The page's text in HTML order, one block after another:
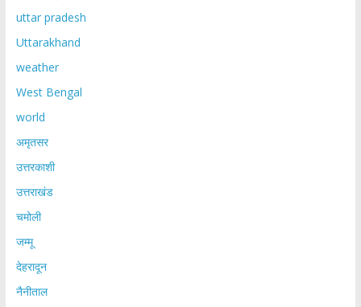
uttar pradesh
Uttarakhand
weather
West Bengal
world
अमृतसर
उत्तरकाशी
उत्तराखंड
चमोली
जम्मू
देहरादून
नैनीताल